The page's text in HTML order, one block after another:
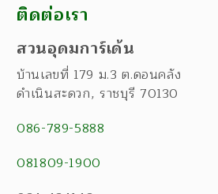
ติดต่อเรา
สวนอุดมการ์เด้น
บ้านเลขที่ 179 ม.3 ต.ดอนคลัง
ดำเนินสะดวก,ราชบุรี 70130
086-789-5888
081809-1900